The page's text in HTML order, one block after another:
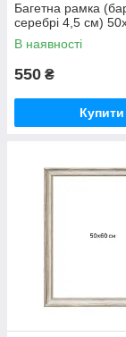
Багетна рамка
серебрі 4,5 см)
В наявності
550 ₴
Купити